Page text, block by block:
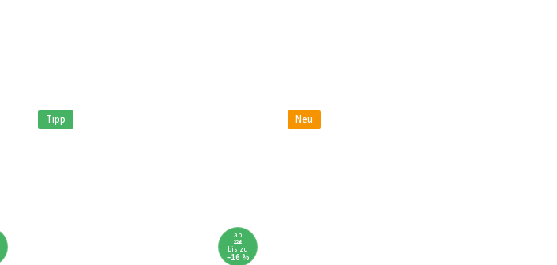
Tipp
ab
33 €
bis zu
–16 %
Neu